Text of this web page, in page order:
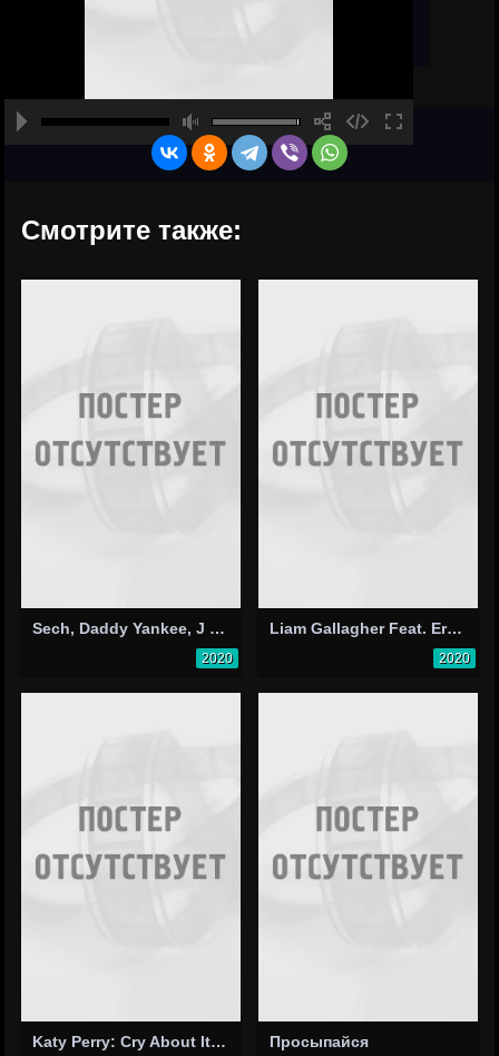
Смотрите также:
Sech, Daddy Yankee, J Balvin Feat. Rosalía, Farruko: Relación (Remix)
2020
Liam Gallagher Feat. Eric Cantona: Once
2020
Katy Perry: Cry About It Later Просыпайся